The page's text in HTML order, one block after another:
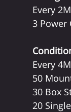
Every
3 Power
Every
50
30 Box
20